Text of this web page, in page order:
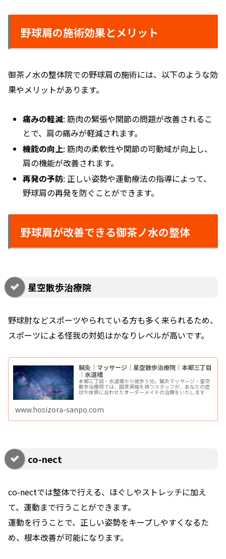
野球肩の施術効果とメリット
御茶ノ水の整体院での野球肩の施術には、以下のような効
果やメリットがあります。
痛みの軽減: 筋肉の緊張や関節の問題が改善されるこ
とで、肩の痛みが軽減されます。
機能の向上: 筋肉の柔軟性や関節の可動域が向上し、
肩の機能が改善されます。
再発の予防: 正しい姿勢や運動療法の指導によって、
野球肩の再発を防ぐことができます。
野球肩が改善できる御茶ノ水の整体
星空散歩治療院
野球肘などスポーツやられている方も多く来られるため、
スポーツによる怪我の対処はかなりレベルが高いです。
鍼灸｜マッサージ｜星空散歩治療院｜本郷三丁目
｜水道橋
本郷三丁目・水道橋から徒歩５分。鍼灸マッサージ・星空
散歩治療院では、国家資格を持つスタッフが、あなたの症
状や体質に合わせたオーダーメイドの治療をいたします。
れ、自律神経失調症などもご相談ください。
www.hosizora-sanpo.com
co-nect
co-nectでは整体で行える、ほぐしやストレッチに加え
て、運動まで行うことができます。
運動を行うことで、正しい姿勢をキープしやすくなるた
め、根本改善が可能になります。